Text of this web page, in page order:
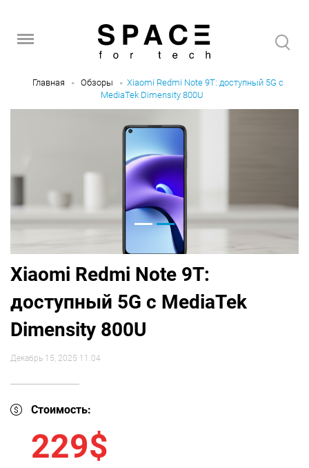
Главная Обзоры
Xiaomi Redmi Note 9T: доступный 5G с
MediaTek Dimensity 800U
Xiaomi Redmi Note 9T:
доступный 5G с MediaTek
Dimensity 800U
Декабрь 15, 2025 11:04
Стоимость:
229$